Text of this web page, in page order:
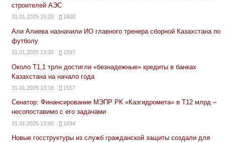
строителей АЭС
31.01.2025 15:20 1800
Али Алиева назначили ИО главного тренера сборной Казахстана по
футболу
31.01.2025 13:30 1597
Около Т1,1 трлн достигли «безнадежные» кредиты в банках
Казахстана на начало года
31.01.2025 13:18 1557
Сенатор: Финансирование МЭПР РК «Казгидромета» в Т12 млрд –
несопоставимо с его задачами
31.01.2025 13:00 1634
Новые госструктуры из служб гражданской защиты создали для